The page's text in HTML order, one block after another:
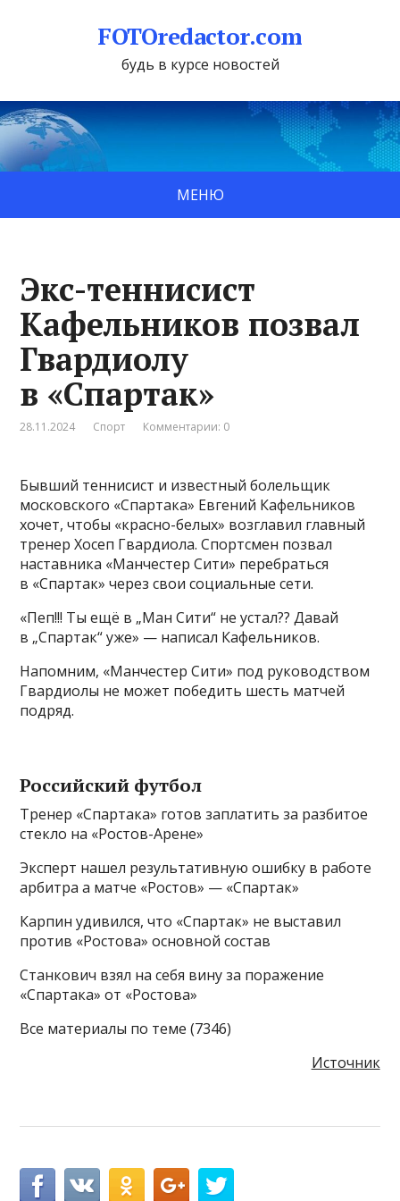
FOTOredactor.com
будь в курсе новостей
МЕНЮ
Экс-теннисист
Кафельников позвал
Гвардиолу
в «Спартак»
28.11.2024 Спорт Комментарии: 0
Бывший теннисист и известный болельщик
московского «Спартака» Евгений Кафельников
хочет, чтобы «красно-белых» возглавил главный
тренер Хосеп Гвардиола. Спортсмен позвал
наставника «Манчестер Сити» перебраться
в «Спартак» через свои социальные сети.
«Пеп!!! Ты ещё в „Ман Сити“ не устал?? Давай
в „Спартак“ уже» — написал Кафельников.
Напомним, «Манчестер Сити» под руководством
Гвардиолы не может победить шесть матчей
подряд.
Российский футбол
Тренер «Спартака» готов заплатить за разбитое
стекло на «Ростов-Арене»
Эксперт нашел результативную ошибку в работе
арбитра а матче «Ростов» — «Спартак»
Карпин удивился, что «Спартак» не выставил
против «Ростова» основной состав
Станкович взял на себя вину за поражение
«Спартака» от «Ростова»
Все материалы по теме (7346)
Источник